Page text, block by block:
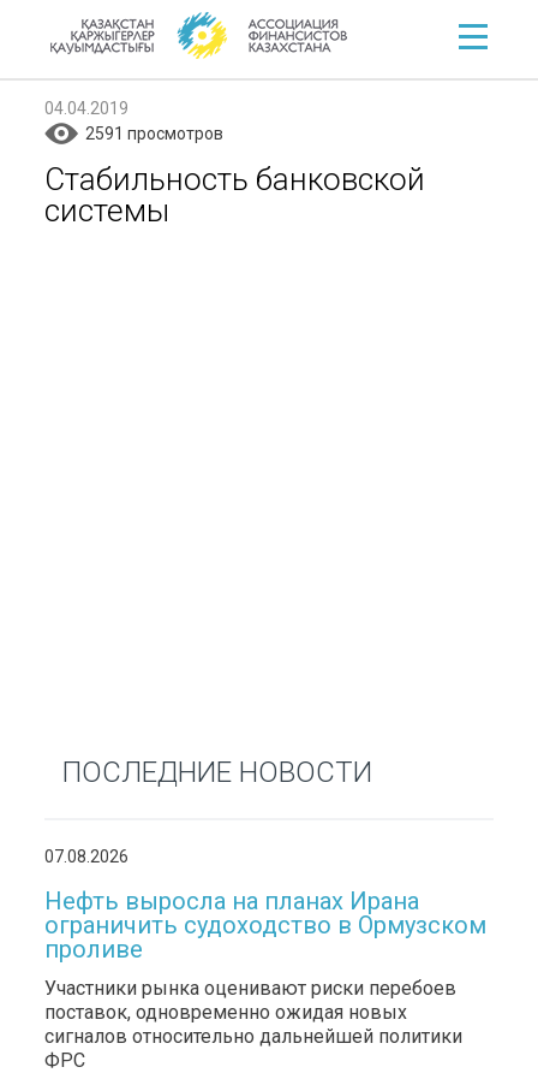
04.04.2019
2591 просмотров
Стабильность банковской
системы
ПОСЛЕДНИЕ НОВОСТИ
07.08.2026
Нефть выросла на планах Ирана
ограничить судоходство в Ормузском
проливе
Участники рынка оценивают риски перебоев
поставок, одновременно ожидая новых
сигналов относительно дальнейшей политики
ФРС